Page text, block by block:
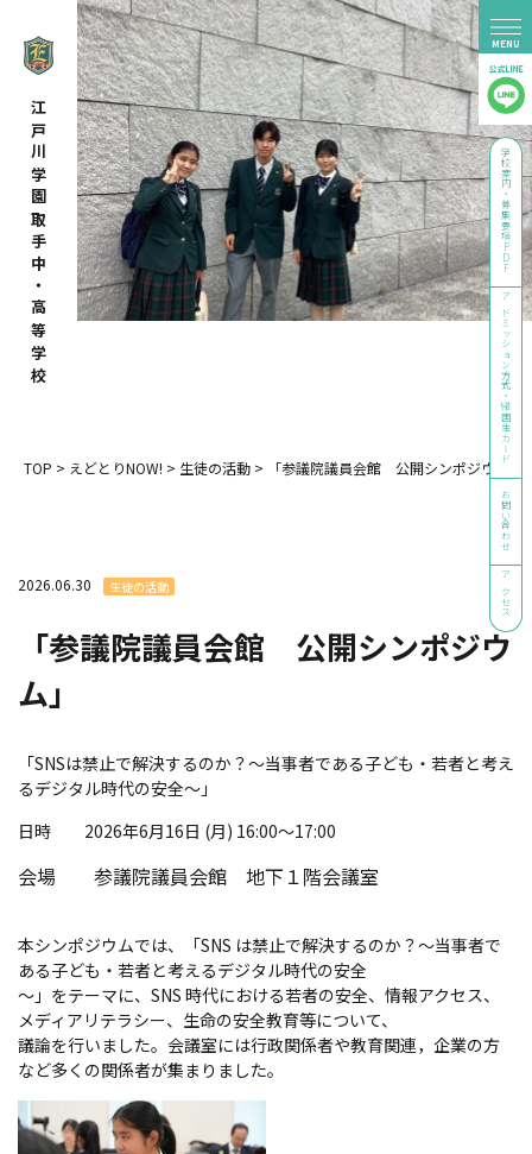
江戸川学園取手中・高等学校 学校案内・募集要項PDF
アドミッション方式・帰国生カード
お問い合わせ
アクセス
TOP > えどとりNOW! > 生徒の活動 > 「参議院議員会館 公開シンポジウム」
2026.06.30 生徒の活動
「参議院議員会館 公開シンポジウ
ム」
「SNSは禁止で解決するのか？～当事者である子ども・若者と考え
るデジタル時代の安全～」
日時 2026年6月16日 (月) 16:00～17:00
会場 参議院議員会館 地下１階会議室
本シンポジウムでは、「SNS は禁止で解決するのか？〜当事者で
ある子ども・若者と考えるデジタル時代の安全
〜」をテーマに、SNS 時代における若者の安全、情報アクセス、
メディアリテラシー、生命の安全教育等について、
議論を行いました。会議室には行政関係者や教育関連，企業の方
など多くの関係者が集まりました。